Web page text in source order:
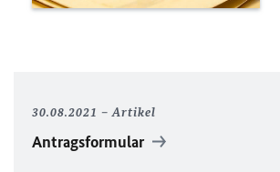
30.08.2021 Artikel
Antragsformular